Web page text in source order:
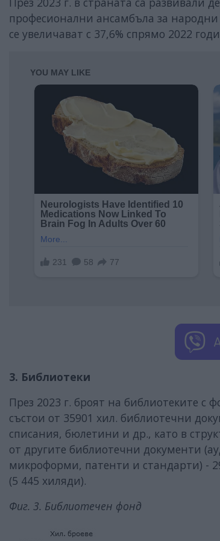
професионални ансамбъла за
се увеличават с 37,6% спрямо 2022
3. Библиотеки
През 2023 г. броят на библиотеките
състои от 35901 хил. библиотечни
списания, бюлетини и др., като в
от другите библиотечни документи
микроформи, патенти и стандарти) -
(5 445 хиляди).
Фиг. 3. Библиотечен фонд